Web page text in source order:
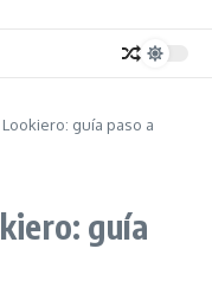
guía paso a
guía